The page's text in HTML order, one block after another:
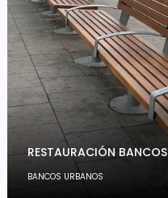
RESTAURACIÓN BANCOS
BANCOS URBANOS